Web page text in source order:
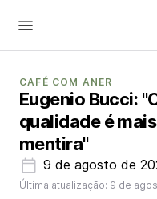
CAFÉ COM ANER
Eugenio Bucci:
qualidade é
mentira"
9 de agosto de
Última atualização: 9 de